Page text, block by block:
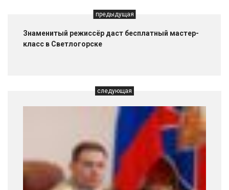
предыдущая
Знаменитый режиссёр даст бесплатный мастер-
класс в Светлогорске
следующая